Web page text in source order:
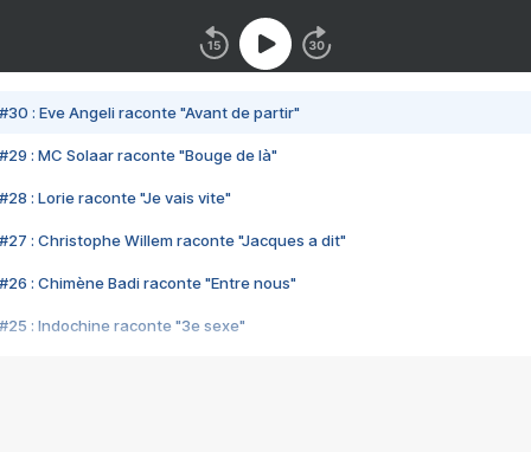
#30 : Eve Angeli raconte "Avant de partir"
#29 : MC Solaar raconte "Bouge de là"
#28 : Lorie raconte "Je vais vite"
#27 : Christophe Willem raconte "Jacques a dit"
#26 : Chimène Badi raconte "Entre nous"
#25 : Indochine raconte "3e sexe"